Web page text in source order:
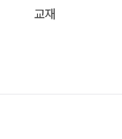
교재